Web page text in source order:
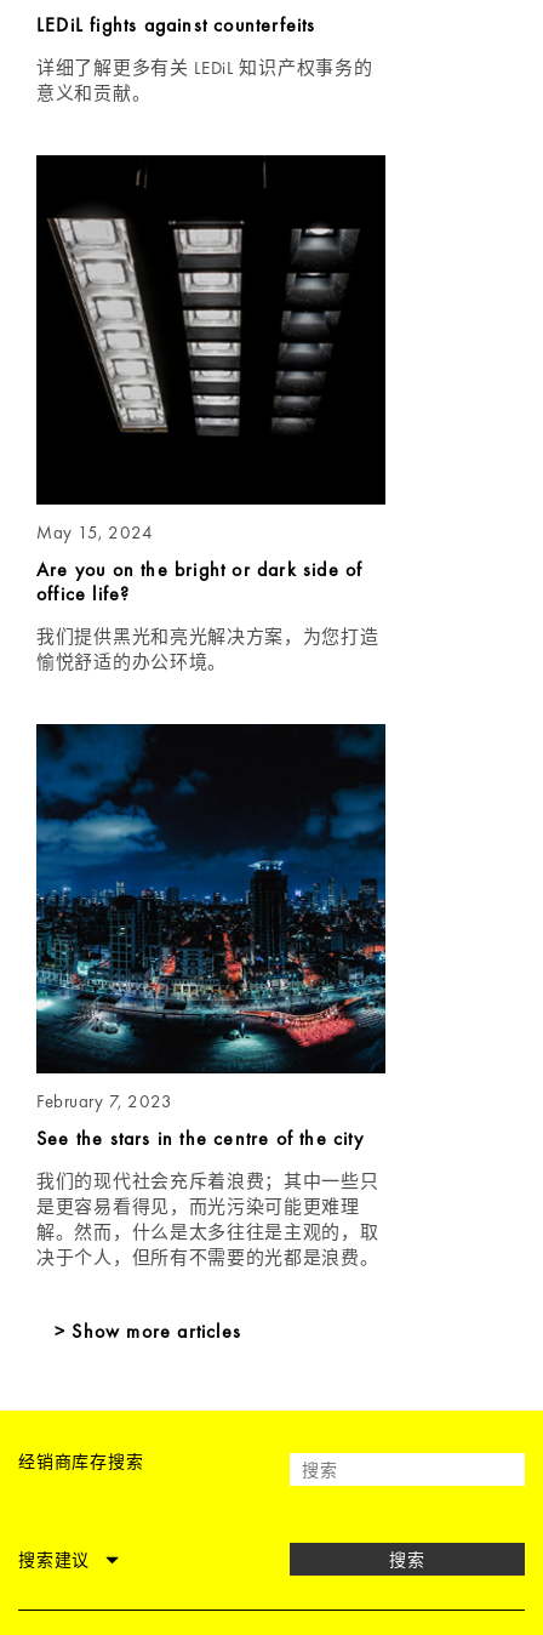
LEDiL fights against counterfeits
详细了解更多有关 LEDiL 知识产权事务的
意义和贡献。
May 15, 2024
Are you on the bright or dark side of
office life?
我们提供黑光和亮光解决方案，为您打造
愉悦舒适的办公环境。
February 7, 2023
See the stars in the centre of the city
我们的现代社会充斥着浪费；其中一些只
是更容易看得见，而光污染可能更难理
解。然而，什么是太多往往是主观的，取
决于个人，但所有不需要的光都是浪费。
> Show more articles
经销商库存搜索
搜索建议 搜索